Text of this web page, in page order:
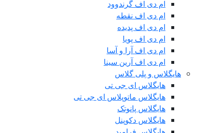
ام دی اف گرندوود
ام دی اف نقطه
ام دی اف پدیده
ام دی اف پویا
ام دی اف آرا و آسا
ام دی اف آرین سینا
هایگلاس و پلی گلاس
هایگلاس ای جی تی
هایگلاس ماتوپلاس ای جی تی
هایگلاس پانوتک
هایگلاس دکوپنل